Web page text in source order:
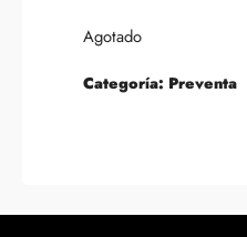
Agotado
Categoría: Preventa